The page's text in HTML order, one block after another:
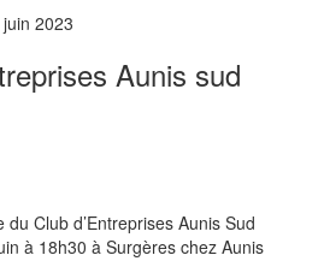
2023
Aunis sud
Club d’Entreprises Aunis Sud
à 18h30 à Surgères chez Aunis